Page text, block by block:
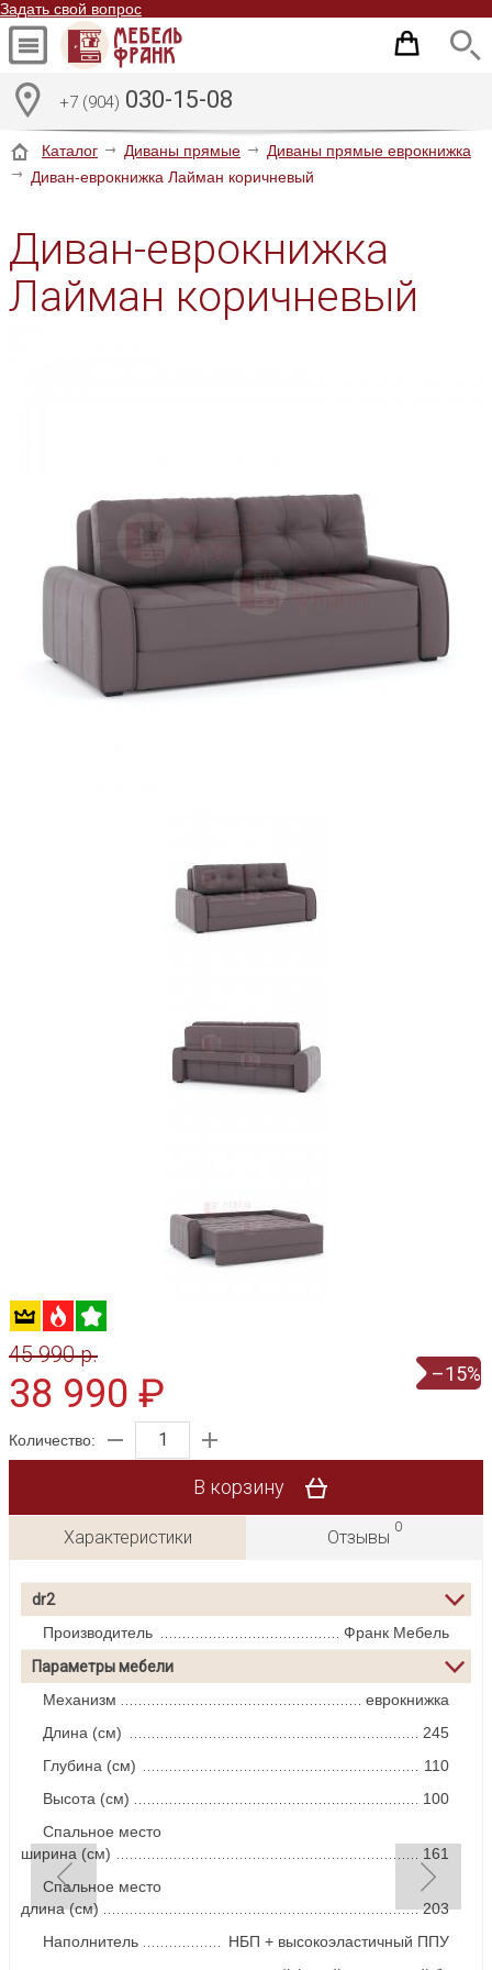
Задать свой вопрос
+7 (904) 030-15-08
Каталог Диваны прямые
Диваны прямые еврокнижка
Диван-еврокнижка Лайман коричневый
Диван-еврокнижка
Лайман коричневый
45 990 p.
–15%
38 990 ₽
Количество:
В корзину
Характеристики Отзывы
0
dr2
Производитель
Франк Мебель
Параметры мебели
Механизм
еврокнижка
Длина (см)
245
Глубина (см)
110
Высота (см)
100
Спальное место
ширина (см)
161
Спальное место
длина (см)
203
Наполнитель
НБП + высокоэластичный ППУ